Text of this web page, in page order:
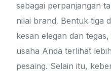
sebagai perpanjangan
nilai brand. Bentuk tiga
kesan elegan dan
usaha Anda terlihat
pesaing. Selain itu,